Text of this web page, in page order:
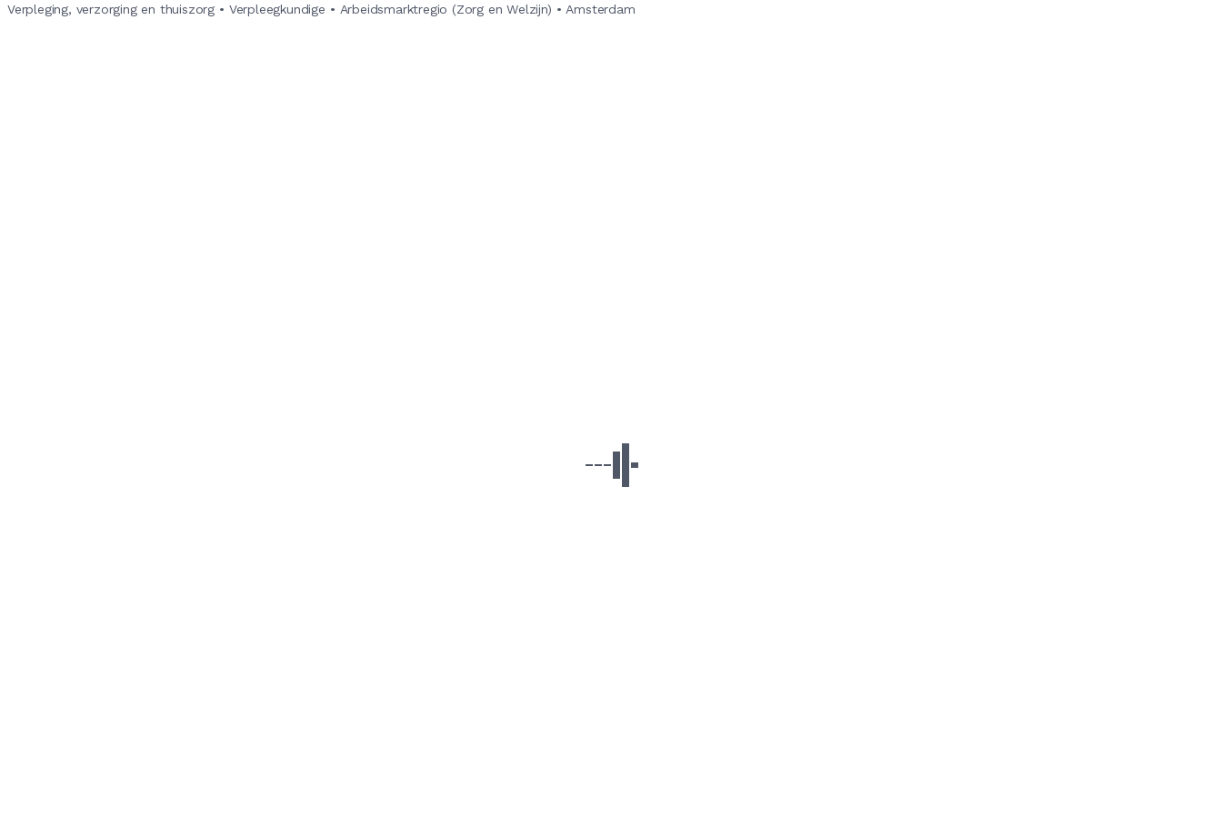
Verpleging, verzorging en thuiszorg • Verpleegkundige • Arbeidsmarktregio (Zorg en Welzijn) • Amsterdam